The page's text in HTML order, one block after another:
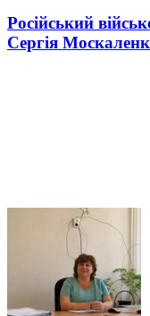
Російський
Сергія